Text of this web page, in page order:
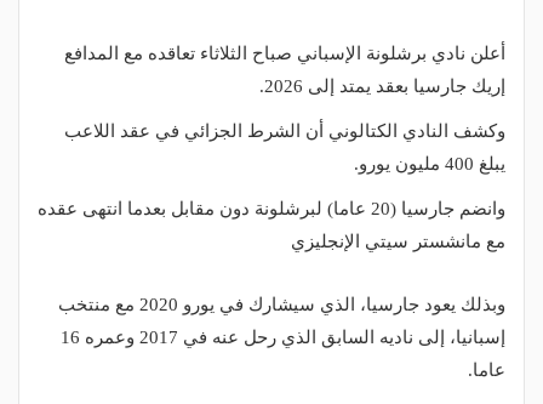
أعلن نادي برشلونة الإسباني صباح الثلاثاء تعاقده مع المدافع
إريك جارسيا بعقد يمتد إلى 2026.
وكشف النادي الكتالوني أن الشرط الجزائي في عقد اللاعب
يبلغ 400 مليون يورو.
وانضم جارسيا (20 عاما) لبرشلونة دون مقابل بعدما انتهى عقده
مع مانشستر سيتي الإنجليزي
وبذلك يعود جارسيا، الذي سيشارك في يورو 2020 مع منتخب
إسبانيا، إلى ناديه السابق الذي رحل عنه في 2017 وعمره 16
عاما.